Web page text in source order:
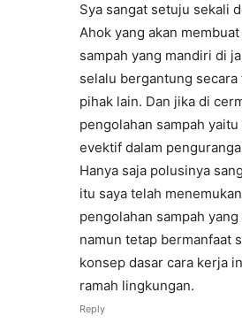
Sya sangat setuju sekali
Ahok yang akan
sampah yang mandiri di
selalu bergantung
pihak lain. Dan jika di
pengolahan sampah
evektif dalam
Hanya saja polusinya
itu saya telah
pengolahan sampah
namun tetap bermanfaat
konsep dasar cara kerja
ramah lingkungan.
Reply